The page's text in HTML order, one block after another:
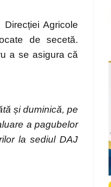
Agricole
de secetă.
a se asigura că
și duminică, pe
a pagubelor
la sediul DAJ